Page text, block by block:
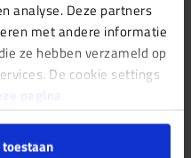
analyse. Deze partners
met andere informatie
ze hebben verzameld op
De cookie settings
pagina
oplossing voor jouw
contact met ons op!